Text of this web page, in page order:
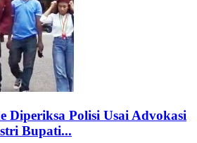
Diperiksa Polisi Usai Advokasi
Bupati...